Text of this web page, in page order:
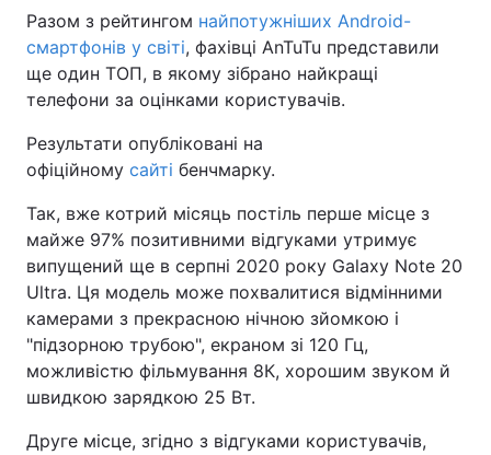
Разом з рейтингом найпотужніших Android-
смартфонів у світі, фахівці AnTuTu представили
ще один ТОП, в якому зібрано найкращі
телефони за оцінками користувачів.
Результати опубліковані на
офіційному сайті бенчмарку.
Так, вже котрий місяць постіль перше місце з
майже 97% позитивними відгуками утримує
випущений ще в серпні 2020 року Galaxy Note 20
Ultra. Ця модель може похвалитися відмінними
камерами з прекрасною нічною зйомкою і
"підзорною трубою", екраном зі 120 Гц,
можливістю фільмування 8К, хорошим звуком й
швидкою зарядкою 25 Вт.
Друге місце, згідно з відгуками користувачів,